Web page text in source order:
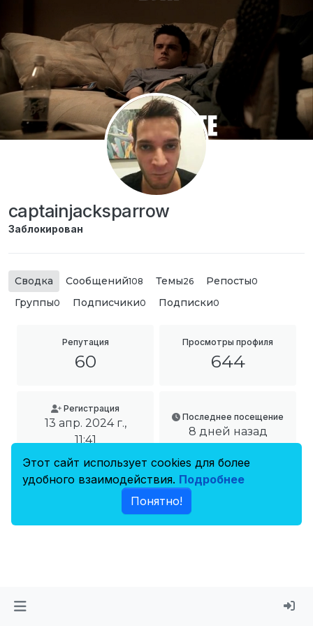
captainjacksparrow
Заблокирован
Сводка Сообщений108 Темы26 Репосты0
Группы0 Подписчики0 Подписки0
Репутация
60
Просмотры профиля
644
Регистрация
13 апр. 2024 г.,
11:41
Последнее посещение
8 дней назад
Этот сайт использует cookies для более
удобного взаимодействия. Подробнее
Понятно!